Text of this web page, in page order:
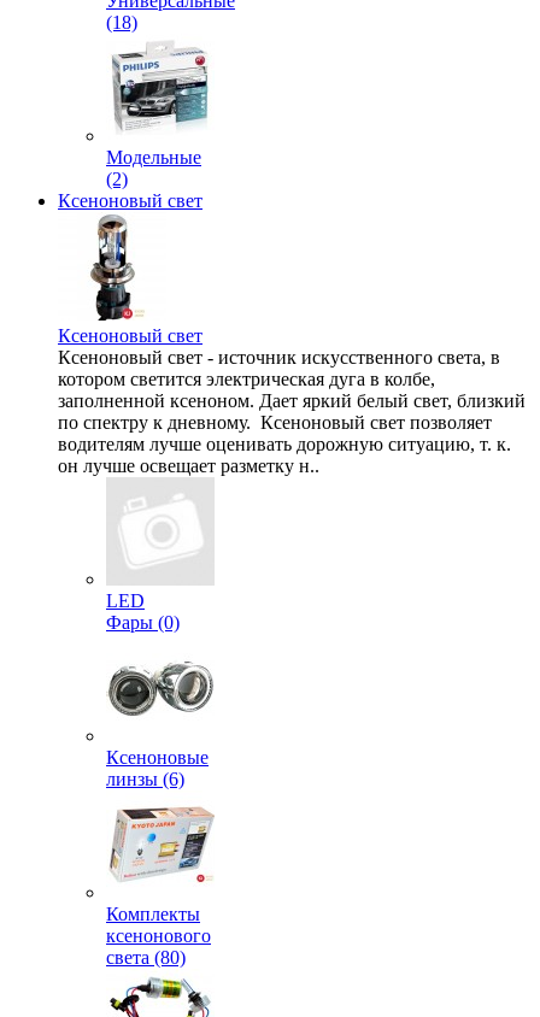
(18)
Модельные
(2)
Ксеноновый свет
Ксеноновый свет
Ксеноновый свет - источник искусственного света, в
котором светится электрическая дуга в колбе,
заполненной ксеноном. Дает яркий белый свет, близкий
по спектру к дневному. Ксеноновый свет позволяет
водителям лучше оценивать дорожную ситуацию, т. к.
он лучше освещает разметку н..
LED
Фары (0)
Ксеноновые
линзы (6)
Комплекты
ксенонового
света (80)